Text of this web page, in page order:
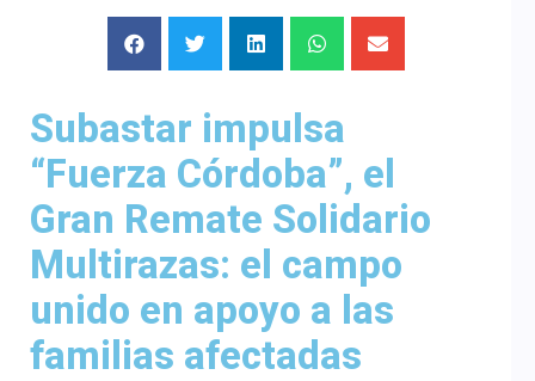
Subastar impulsa
“Fuerza Córdoba”, el
Gran Remate Solidario
Multirazas: el campo
unido en apoyo a las
familias afectadas